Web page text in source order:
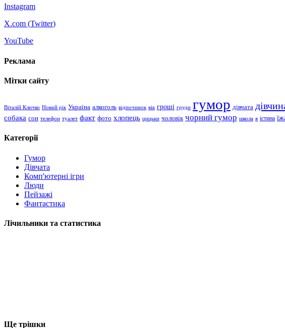
Instagram
X.com (Twitter)
YouTube
Реклама
Мітки сайту
Віталій Кличко Новий рік Україна алкоголь відпочинок вік гроші груди гумор дівчата
собака сон телефон туалет факт фото хлопець цицьки чоловік чорний гумор школа я істина
Категорії
Гумор
Дівчата
Комп'ютерні ігри
Люди
Пейзажі
Фантастика
Лічильники та статистика
Ще трішки